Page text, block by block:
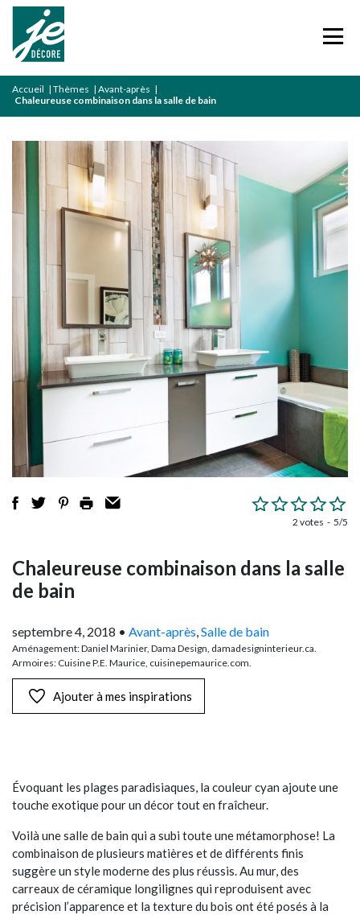
Accueil | Thèmes | Avant-après |
Chaleureuse combinaison dans la salle de bain
2 votes 5/5
Chaleureuse combinaison dans la salle
de bain
septembre 4, 2018 • Avant-après,Salle de bain
Aménagement: Daniel Marinier, Dama Design, damadesigninterieur.ca.
Armoires: Cuisine P.E. Maurice, cuisinepemaurice.com.
Ajouter à mes inspirations
Évoquant les plages paradisiaques, la couleur cyan ajoute une
touche exotique pour un décor tout en fraîcheur.
Voilà une salle de bain qui a subi toute une métamorphose! La
combinaison de plusieurs matières et de différents finis
suggère un style moderne des plus réussis. Au mur, des
carreaux de céramique longilignes qui reproduisent avec
précision l’apparence et la texture du bois ont été posés à la